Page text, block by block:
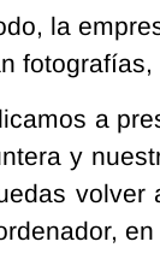
la
a
y